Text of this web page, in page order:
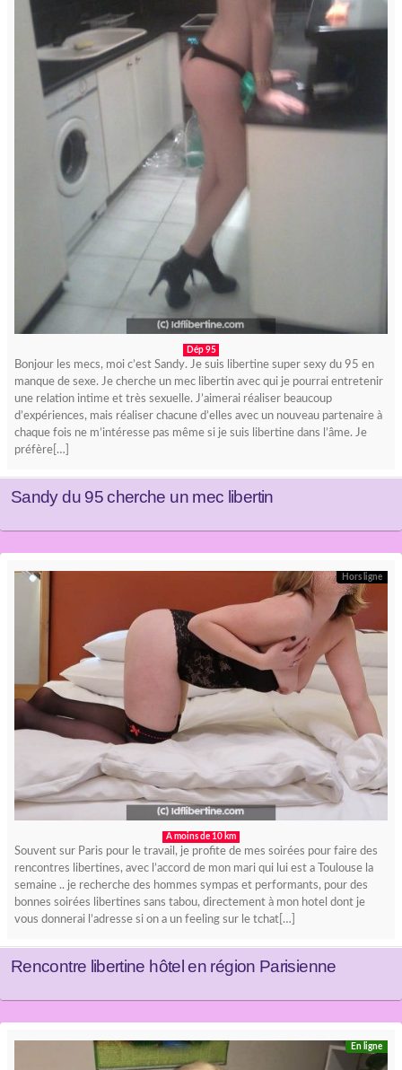
Dép 95
Bonjour les mecs, moi c’est Sandy. Je suis libertine super sexy du 95 en
manque de sexe. Je cherche un mec libertin avec qui je pourrai entretenir
une relation intime et très sexuelle. J’aimerai réaliser beaucoup
d’expériences, mais réaliser chacune d’elles avec un nouveau partenaire à
chaque fois ne m’intéresse pas même si je suis libertine dans l’âme. Je
préfère[…]
Sandy du 95 cherche un mec libertin
Hors ligne
A moins de 10 km
Souvent sur Paris pour le travail, je profite de mes soirées pour faire des
rencontres libertines, avec l’accord de mon mari qui lui est a Toulouse la
semaine .. je recherche des hommes sympas et performants, pour des
bonnes soirées libertines sans tabou, directement à mon hotel dont je
vous donnerai l’adresse si on a un feeling sur le tchat[…]
Rencontre libertine hôtel en région Parisienne
En ligne